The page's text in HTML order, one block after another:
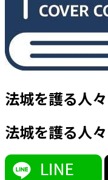
法城を護る人
法城を護る人